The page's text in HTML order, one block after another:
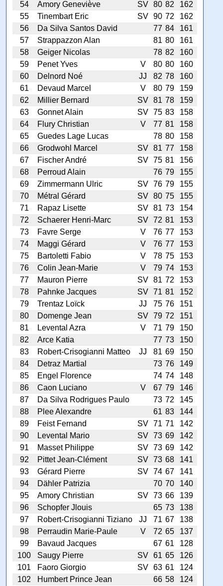
54 Amory Geneviève SV 80 82
162
55
Tinembart Eric SV 90 72
162
56
Da Silva Santos David 77 84
161
57
Strappazzon Alan 81 80
161
58
Geiger Nicolas 78 82
160
59
Penet Yves V 80 80
160
60
Delnord Noé JJ 82 78
160
61
Devaud Marcel V 80 79
159
62
Millier Bernard SV 81 78
159
63
Gonnet Alain SV 75 83
158
64
Flury Christian V 77 81
158
65
Guedes Lage Lucas 78 80
158
66
Grodwohl Marcel SV 81 77
158
67
Fischer André SV 75 81
156
68
Perroud Alain 76 79
155
69
Zimmermann Ulric SV 76 79
155
70
Métral Gérard SV 80 75
155
71
Rapaz Lisette SV 81 73
154
72
Schaerer Henri-Marc SV 72 81
153
73
Favre Serge V 76 77
153
74
Maggi Gérard V 76 77
153
75
Bartoletti Fabio V 78 75
153
76
Colin Jean-Marie V 79 74
153
77
Mauron Pierre SV 81 72
153
78
Pahnke Jacques SV 71 81
152
79
Trentaz Loïck JJ 75 76
151
80
Domenge Jean SV 79 72
151
81
Levental Azra V 71 79
150
82
Arce Katia 77 73
150
83
Robert-Crisogianni Matteo JJ 81 69
150
84
Detraz Martial 73 76
149
85
Engel Florence 74 74
148
86
Caon Luciano V 67 79
146
87
Da Silva Rodrigues Paulo 73 72
145
88
Plee Alexandre 61 83
144
89
Feist Fernand SV 71 71
142
90
Levental Mario SV 73 69
142
91
Masset Philippe SV 73 69
142
92
Pittet Jean-Clément SV 73 68
141
93
Gérard Pierre SV 74 67
141
94
Dähler Patrizia 70 70
140
95
Amory Christian SV 73 66
139
96
Schopfer Jlouis 65 73
138
97
Robert-Crisogianni Tiziano JJ 71 67
138
98
Perraudin Marie-Paule V 72 65
137
99
Bavaud Jacques 67 61
128
100
Saugy Pierre SV 61 65
126
101
Faoro Giorgio SV 63 61
124
102
Humbert Prince Jean 66 58
124